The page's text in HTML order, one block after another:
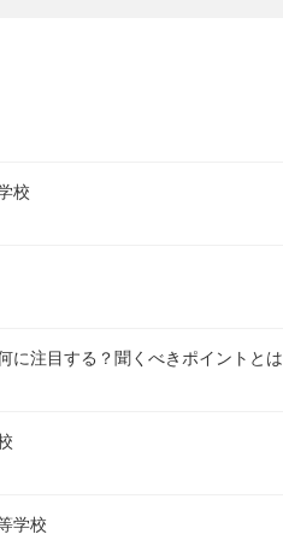
校
に注目する？聞くべきポイントとは
学校